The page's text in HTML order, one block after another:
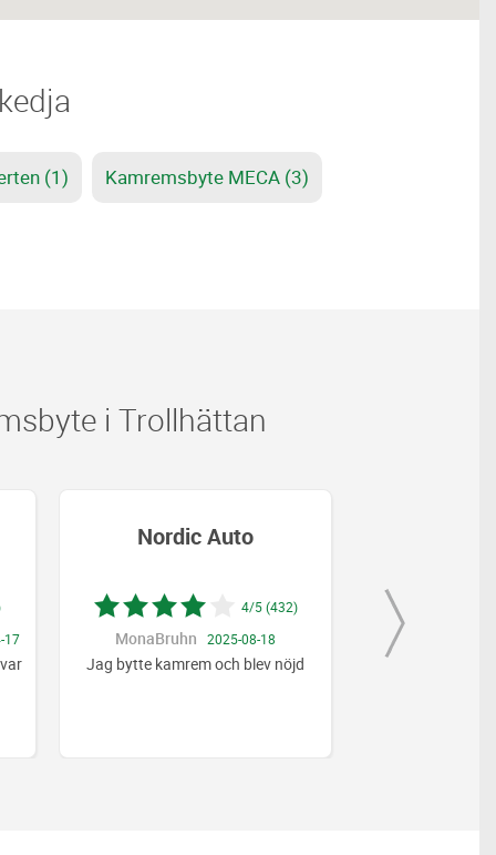
(1) Kamremsbyte MECA (3)
i Trollhättan
17
Nordic Auto
4/5 (432)
MonaBruhn 2025-08-18
Jag bytte kamrem och blev nöjd
Trevligt